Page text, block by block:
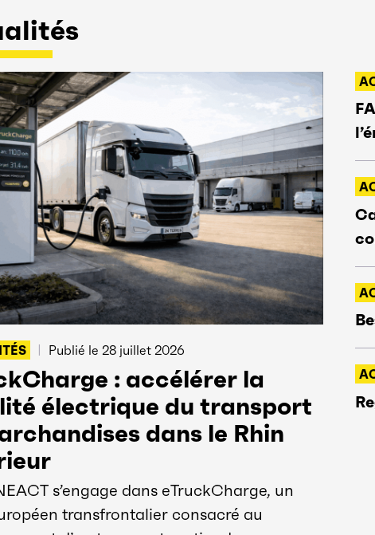
Publié le 28 juillet 2026
: accélérer la
électrique du transport
dans le Rhin
s’engage dans eTruckCharge, un
transfrontalier consacré au